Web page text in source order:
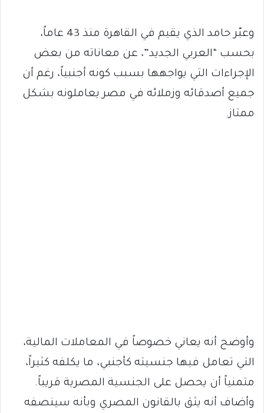
وعبّر حامد الذي يقيم في القاهرة منذ 43 عاماً،
بحسب “العربي الجديد”، عن معاناته من بعض
الإجراءات التي يواجهها بسبب كونه أجنبياً، رغم أن
جميع أصدقائه وزملائه في مصر يعاملونه بشكل
ممتاز.
وأوضح أنه يعاني خصوصاً في المعاملات المالية،
التي تعامل فيها جنسيته كأجنبي، ما يكلفه كثيراً،
متمنياً أن يحصل على الجنسية المصرية قريباً.
وأضاف أنه يثق بالقانون المصري وبأنه سينصفه